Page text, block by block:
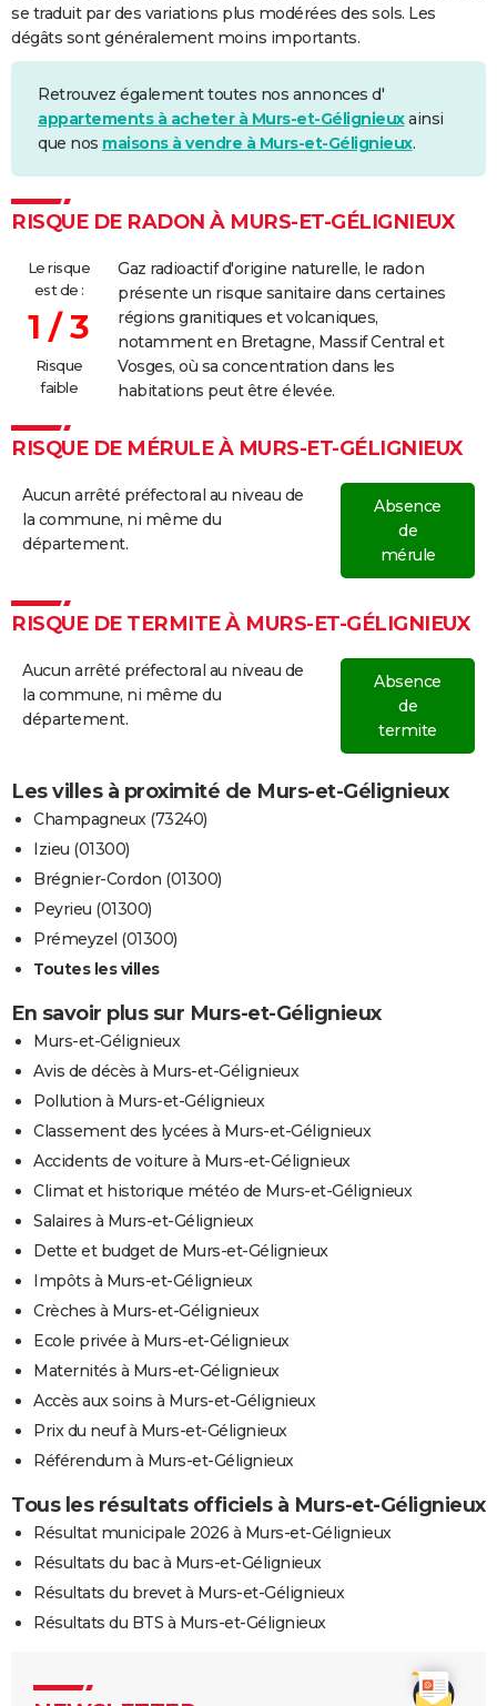
se traduit par des variations plus modérées des sols. Les
dégâts sont généralement moins importants.
Retrouvez également toutes nos annonces d'
appartements à acheter à Murs-et-Gélignieuxainsi
que nos maisons à vendre à Murs-et-Gélignieux.
RISQUE DE RADON À MURS-ET-GÉLIGNIEUX
Le risque
est de :
1 / 3
Risque
faible
Gaz radioactif d'origine naturelle, le radon
présente un risque sanitaire dans certaines
régions granitiques et volcaniques,
notamment en Bretagne, Massif Central et
Vosges, où sa concentration dans les
habitations peut être élevée.
RISQUE DE MÉRULE À MURS-ET-GÉLIGNIEUX
Aucun arrêté préfectoral au niveau de
la commune, ni même du
département.
Absence
de
mérule
RISQUE DE TERMITE À MURS-ET-GÉLIGNIEUX
Aucun arrêté préfectoral au niveau de
la commune, ni même du
département.
Absence
de
termite
Les villes à proximité de Murs-et-Gélignieux
Champagneux (73240)
Izieu (01300)
Brégnier-Cordon (01300)
Peyrieu (01300)
Prémeyzel (01300)
Toutes les villes
En savoir plus sur Murs-et-Gélignieux
Murs-et-Gélignieux
Avis de décès à Murs-et-Gélignieux
Pollution à Murs-et-Gélignieux
Classement des lycées à Murs-et-Gélignieux
Accidents de voiture à Murs-et-Gélignieux
Climat et historique météo de Murs-et-Gélignieux
Salaires à Murs-et-Gélignieux
Dette et budget de Murs-et-Gélignieux
Impôts à Murs-et-Gélignieux
Crèches à Murs-et-Gélignieux
Ecole privée à Murs-et-Gélignieux
Maternités à Murs-et-Gélignieux
Accès aux soins à Murs-et-Gélignieux
Prix du neuf à Murs-et-Gélignieux
Référendum à Murs-et-Gélignieux
Tous les résultats officiels à Murs-et-Gélignieux
Résultat municipale 2026 à Murs-et-Gélignieux
Résultats du bac à Murs-et-Gélignieux
Résultats du brevet à Murs-et-Gélignieux
Résultats du BTS à Murs-et-Gélignieux